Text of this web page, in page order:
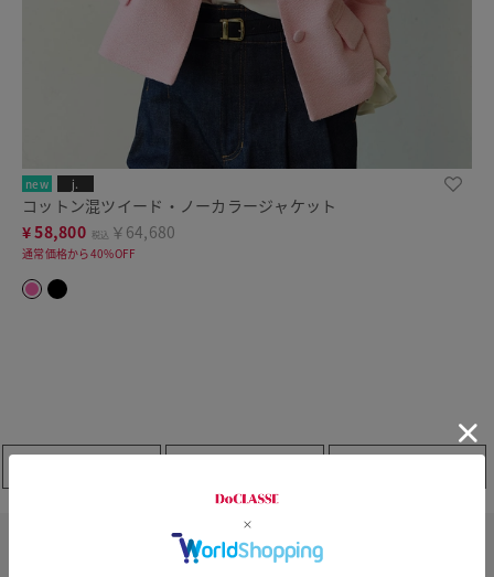
new j.
コットン混ツイード・ノーカラージャケット
¥58,800 税込 ￥64,680
通常価格から40%OFF